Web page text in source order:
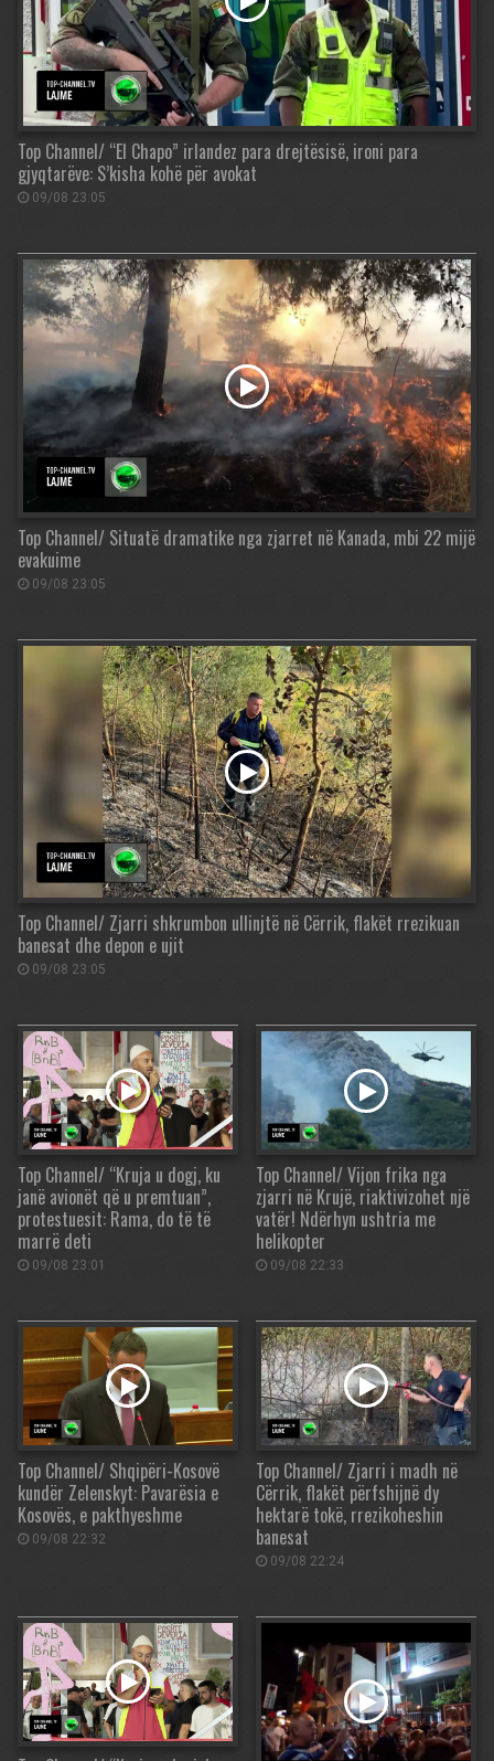
Top Channel/ “El Chapo” irlandez para drejtësisë, ironi para
gjyqtarëve: S’kisha kohë për avokat
09/08 23:05
Top Channel/ Situatë dramatike nga zjarret në Kanada, mbi 22 mijë
evakuime
09/08 23:05
Top Channel/ Zjarri shkrumbon ullinjtë në Cërrik, flakët rrezikuan
banesat dhe depon e ujit
09/08 23:05
Top Channel/ “Kruja u dogj, ku
janë avionët që u premtuan”,
protestuesit: Rama, do të të
marrë deti
09/08 23:01
Top Channel/ Vijon frika nga
zjarri në Krujë, riaktivizohet një
vatër! Ndërhyn ushtria me
helikopter
09/08 22:33
Top Channel/ Shqipëri-Kosovë
kundër Zelenskyt: Pavarësia e
Kosovës, e pakthyeshme
09/08 22:32
Top Channel/ Zjarri i madh në
Cërrik, flakët përfshijnë dy
hektarë tokë, rrezikoheshin
banesat
09/08 22:24